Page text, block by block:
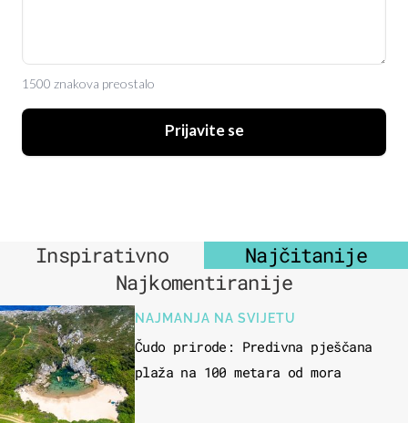
1500 znakova preostalo
Prijavite se
Inspirativno
Najčitanije
Najkomentiranije
NAJMANJA NA SVIJETU
Čudo prirode: Predivna pješčana
plaža na 100 metara od mora